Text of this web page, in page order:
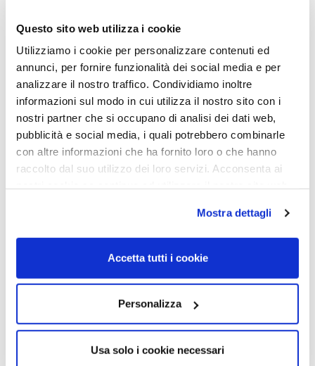
Questo sito web utilizza i cookie
Utilizziamo i cookie per personalizzare contenuti ed
annunci, per fornire funzionalità dei social media e per
analizzare il nostro traffico. Condividiamo inoltre
informazioni sul modo in cui utilizza il nostro sito con i
nostri partner che si occupano di analisi dei dati web,
pubblicità e social media, i quali potrebbero combinarle
con altre informazioni che ha fornito loro o che hanno
raccolto dal suo utilizzo dei loro servizi. Acconsenta ai
Mostra dettagli
Accetta tutti i cookie
Personalizza
Usa solo i cookie necessari
MASCHERE DA SCI
MASCHERA DA
SCI/SNOWBOARD ZEISS
GGG01IN
INTERCHANGEABLE WHITE
– ML GOLD / SONAR
ORANGE
Read more
MASCHERE DA SCI
MASCHERA DA
SCI/SNOWBOARD ZEISS
GGG05IN
INTERCHANGEABLE WHITE
– ML PINK / SONAR